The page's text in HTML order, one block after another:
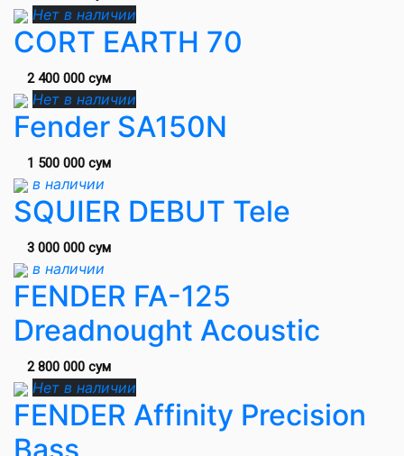
Нет в наличии
CORT EARTH 70
2 400 000 сум
Нет в наличии
Fender SA150N
1 500 000 сум
в наличии
SQUIER DEBUT Tele
3 000 000 сум
в наличии
FENDER FA-125
Dreadnought Acoustic
2 800 000 сум
Нет в наличии
FENDER Affinity Precision